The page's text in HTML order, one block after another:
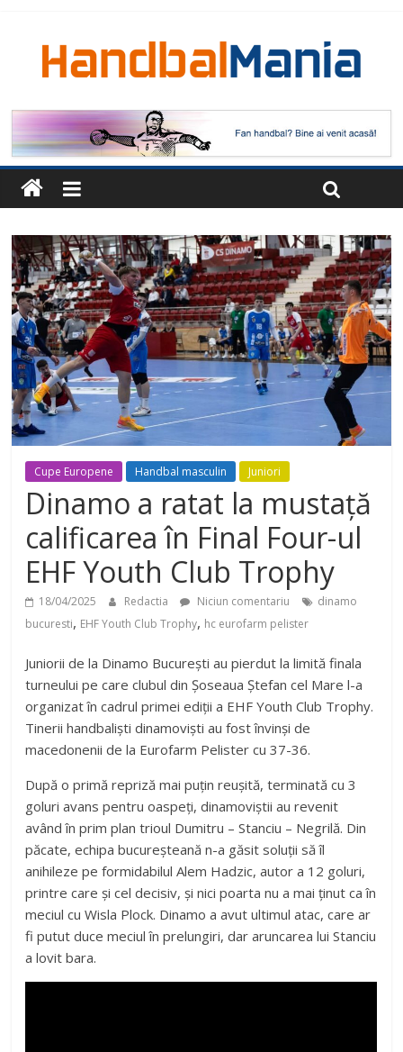
Cupe Europene Handbal masculin Juniori
Dinamo a ratat la mustață
calificarea în Final Four-ul
EHF Youth Club Trophy
18/04/2025 Redactia Niciun comentariu
dinamo
bucuresti, EHF Youth Club Trophy, hc eurofarm pelister
Juniorii de la Dinamo București au pierdut la limită finala
turneului pe care clubul din Șoseaua Ștefan cel Mare l-a
organizat în cadrul primei ediții a EHF Youth Club Trophy.
Tinerii handbaliști dinamoviști au fost învinși de
macedonenii de la Eurofarm Pelister cu 37-36.
După o primă repriză mai puțin reușită, terminată cu 3
goluri avans pentru oaspeți, dinamoviștii au revenit
având în prim plan trioul Dumitru – Stanciu – Negrilă. Din
păcate, echipa bucureșteană n-a găsit soluții să îl
anihileze pe formidabilul Alem Hadzic, autor a 12 goluri,
printre care și cel decisiv, și nici poarta nu a mai ținut ca în
meciul cu Wisla Plock. Dinamo a avut ultimul atac, care ar
fi putut duce meciul în prelungiri, dar aruncarea lui Stanciu
a lovit bara.